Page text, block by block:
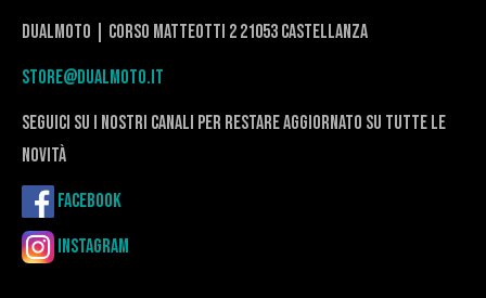
DualMoto | corso Matteotti 2 21053 Castellanza
store@dualmoto.it
seguici su i nostri canali per restare aggiornato su tutte le
novità
Facebook
Instagram